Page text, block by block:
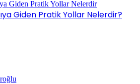
Giden Pratik Yollar Nelerdir?